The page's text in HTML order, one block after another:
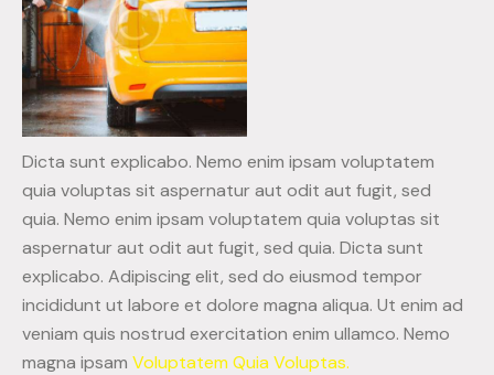
Dicta sunt explicabo. Nemo enim ipsam voluptatem
quia voluptas sit aspernatur aut odit aut fugit, sed
quia. Nemo enim ipsam voluptatem quia voluptas sit
aspernatur aut odit aut fugit, sed quia. Dicta sunt
explicabo. Adipiscing elit, sed do eiusmod tempor
incididunt ut labore et dolore magna aliqua. Ut enim ad
veniam quis nostrud exercitation enim ullamco. Nemo
magna ipsam Voluptatem Quia Voluptas.